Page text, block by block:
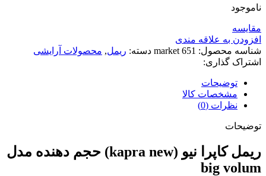
ناموجود
مقايسه
افزودن به علاقه مندی
شناسه محصول: 651 market دسته: ریمل, محصولات آرایشی
اشتراک گذاری:
توضیحات
مشخصات کالا
نظرات (0)
توضیحات
ریمل کاپرا نیو (kapra new) حجم دهنده مدل
big volum